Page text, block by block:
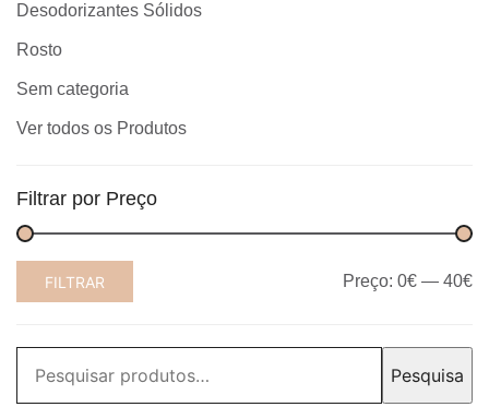
Desodorizantes Sólidos
Rosto
Sem categoria
Ver todos os Produtos
Filtrar por Preço
Preço
PreçoFILTRAR Preço: 0€ — 40€
por:
Pesquisa